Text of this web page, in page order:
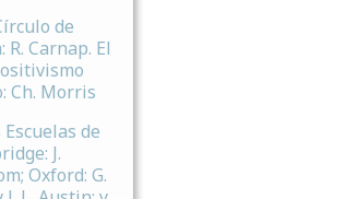
de
R. Carnap. El
Ch. Morris
Escuelas de
J.
Oxford: G.